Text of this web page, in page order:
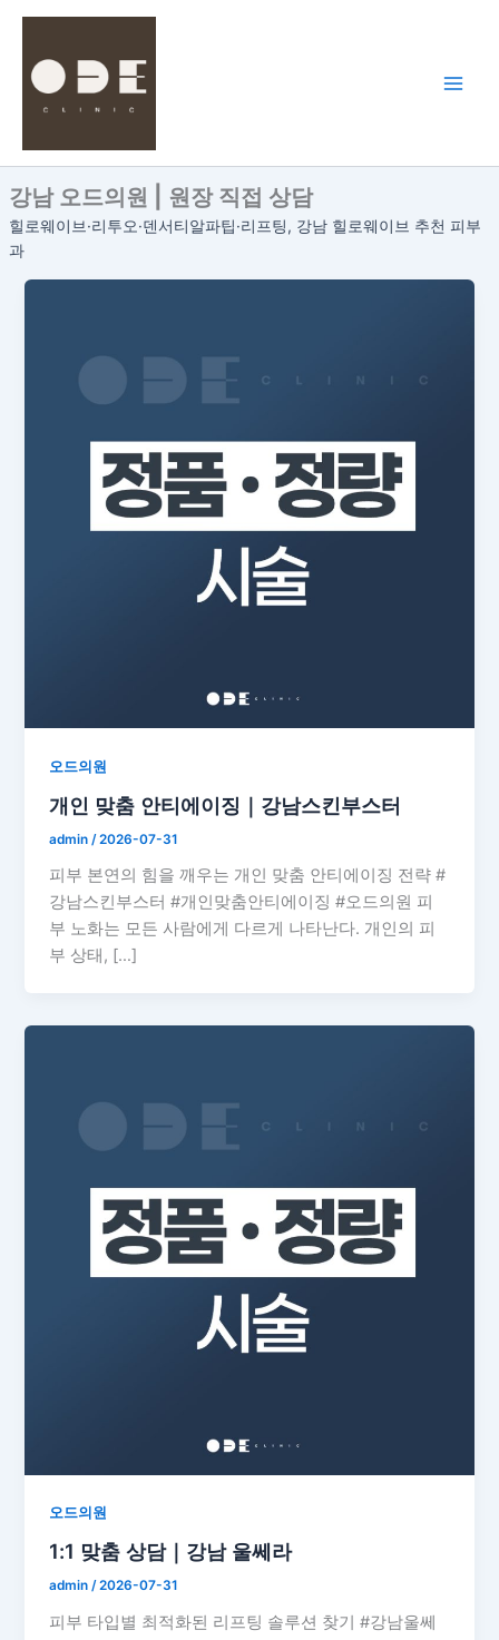
뛰
기강남 오드의원 | 원장 직접 상담
힐로웨이브·리투오·덴서티알파팁·리프팅, 강남 힐로웨이브 추천 피부
과
오드의원
개인 맞춤 안티에이징｜강남스킨부스터
admin /2026-07-31
피부 본연의 힘을 깨우는 개인 맞춤 안티에이징 전략 #
강남스킨부스터 #개인맞춤안티에이징 #오드의원 피
부 노화는 모든 사람에게 다르게 나타난다. 개인의 피
부 상태, […]
오드의원
1:1 맞춤 상담｜강남 울쎄라
admin/2026-07-31
피부 타입별 최적화된 리프팅 솔루션 찾기 #강남울쎄